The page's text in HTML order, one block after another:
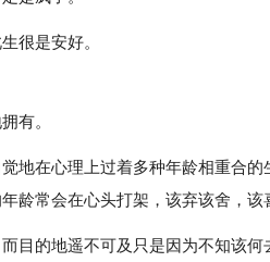
很是安好。
有。
地在心理上过着多种年龄相重合
龄常会在心头打架，该弃该舍，该
目的地遥不可及只是因为不知该何